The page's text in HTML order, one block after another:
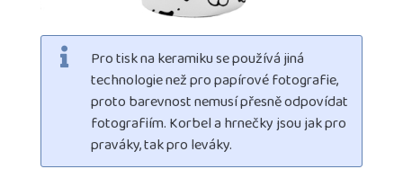
Pro tisk na keramiku se používá jiná
technologie než pro papírové fotografie,
proto barevnost nemusí přesně odpovídat
fotografiím. Korbel a hrnečky jsou jak pro
praváky, tak pro leváky.